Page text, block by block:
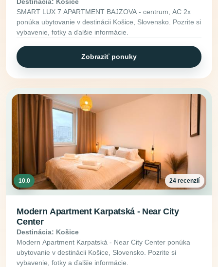
SMART LUX 7 APARTMENT BAJZOVA - centrum, AC 2x
ponúka ubytovanie v destinácii Košice, Slovensko. Pozrite si
vybavenie, fotky a ďalšie informácie.
Zobraziť ponuky
10.0 24 recenzií
Modern Apartment Karpatská - Near City
Center
Destinácia: Košice
Modern Apartment Karpatská - Near City Center ponúka
ubytovanie v destinácii Košice, Slovensko. Pozrite si
vybavenie, fotky a ďalšie informácie.